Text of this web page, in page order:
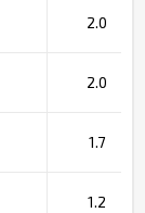
2.0
2.0
1.7
1.2